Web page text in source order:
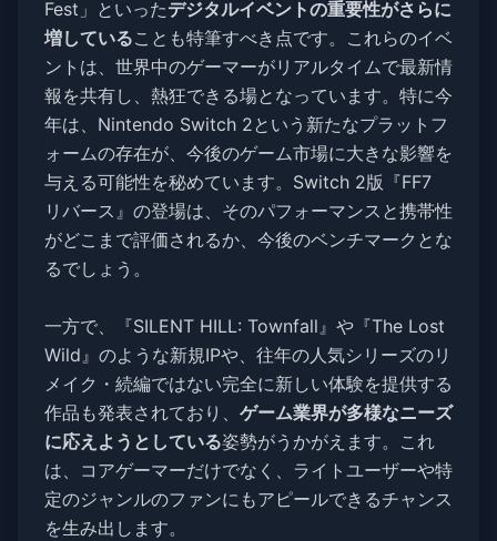
Fest」といったデジタルイベントの重要性がさらに
増していることも特筆すべき点です。これらのイベ
ントは、世界中のゲーマーがリアルタイムで最新情
報を共有し、熱狂できる場となっています。特に今
年は、Nintendo Switch 2という新たなプラットフ
ォームの存在が、今後のゲーム市場に大きな影響を
与える可能性を秘めています。Switch 2版『FF7
リバース』の登場は、そのパフォーマンスと携帯性
がどこまで評価されるか、今後のベンチマークとな
るでしょう。
一方で、『SILENT HILL: Townfall』や『The Lost
Wild』のような新規IPや、往年の人気シリーズのリ
メイク・続編ではない完全に新しい体験を提供する
作品も発表されており、 ゲーム業界が多様なニーズ
に応えようとしている姿勢がうかがえます。これ
は、コアゲーマーだけでなく、ライトユーザーや特
定のジャンルのファンにもアピールできるチャンス
を生み出します。